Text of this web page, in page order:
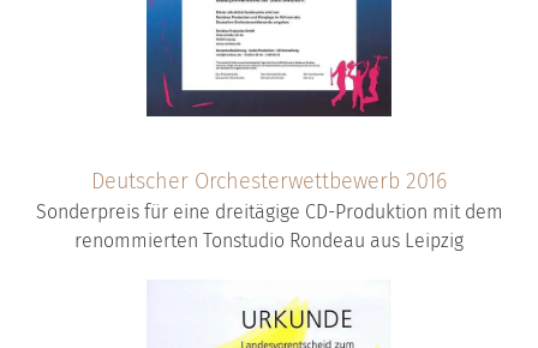
Deutscher Orchesterwettbewerb 2016
Sonderpreis für eine dreitägige CD-Produktion mit dem
renommierten Tonstudio Rondeau aus Leipzig